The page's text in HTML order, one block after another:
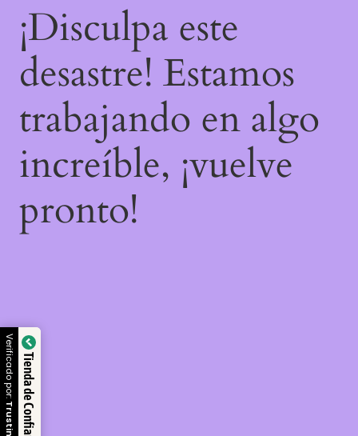
¡Disculpa este
desastre! Estamos
trabajando en algo
increíble, ¡vuelve
pronto!
Tienda de Confianza
Verificado por: